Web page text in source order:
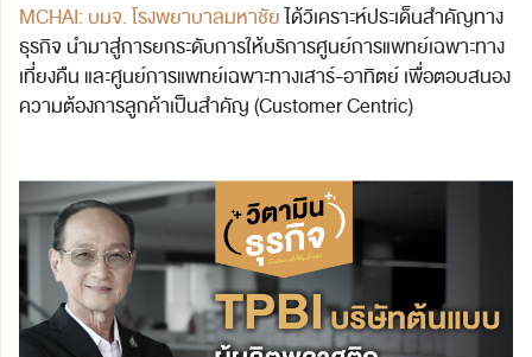
MCHAI: บมจ. โรงพยาบาลมหาชัยได้วิเคราะห์ประเด็นสำคัญทาง
ธุรกิจ นำมาสู่การยกระดับการให้บริการศูนย์การแพทย์เฉพาะทาง
เที่ยงคืน และศูนย์การแพทย์เฉพาะทางเสาร์-อาทิตย์ เพื่อตอบสนอง
ความต้องการลูกค้าเป็นสำคัญ (Customer Centric)